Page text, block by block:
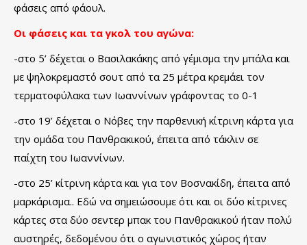
φάσεις από φάουλ.
Οι φάσεις και τα γκολ του αγώνα:
-στο 5’ δέχεται ο Βασιλακάκης από γέμισμα την μπάλα και
με ψηλοκρεμαστό σουτ από τα 25 μέτρα κρεμάει τον
τερματοφύλακα των Ιωαννίνων γράφοντας το 0-1
-στο 19’ δέχεται ο Νόβες την παρθενική κίτρινη κάρτα για
την ομάδα του Πανθρακικού, έπειτα από τάκλιν σε
παίχτη του Ιωαννίνων.
-στο 25’ κίτρινη κάρτα και για τον Βοσνακίδη, έπειτα από
μαρκάρισμα.. Εδώ να σημειώσουμε ότι και οι δύο κίτρινες
κάρτες στα δύο σεντερ μπακ του Πανθρακικού ήταν πολύ
αυστηρές, δεδομένου ότι ο αγωνιστικός χώρος ήταν